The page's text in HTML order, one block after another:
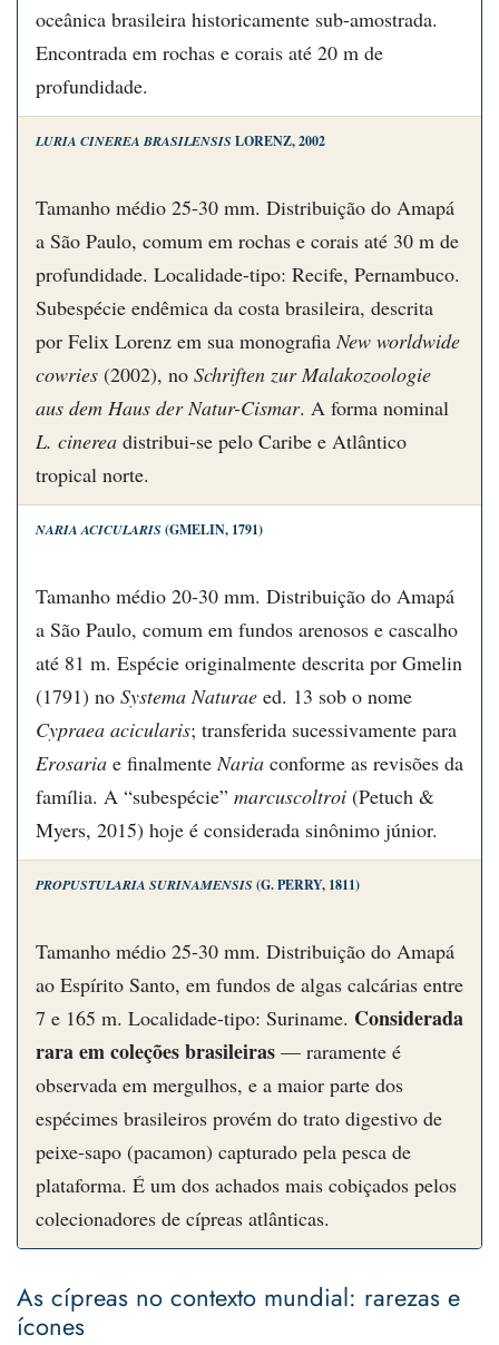
oceânica brasileira historicamente sub-amostrada.
Encontrada em rochas e corais até 20 m de
profundidade.
LURIA CINEREA BRASILENSISLORENZ, 2002
Tamanho médio 25-30 mm. Distribuição do Amapá
a São Paulo, comum em rochas e corais até 30 m de
profundidade. Localidade-tipo: Recife, Pernambuco.
Subespécie endêmica da costa brasileira, descrita
por Felix Lorenz em sua monografiaNew worldwide
cowries (2002), no Schriften zur Malakozoologie
aus dem Haus der Natur-Cismar. A forma nominal
L. cinerea distribui-se pelo Caribe e Atlântico
tropical norte.
NARIA ACICULARIS(GMELIN, 1791)
Tamanho médio 20-30 mm. Distribuição do Amapá
a São Paulo, comum em fundos arenosos e cascalho
até 81 m. Espécie originalmente descrita por Gmelin
(1791) no Systema Naturae ed. 13 sob o nome
Cypraea acicularis; transferida sucessivamente para
Erosaria e finalmenteNaria conforme as revisões da
família. A “subespécie” marcuscoltroi (Petuch &
Myers, 2015) hoje é considerada sinônimo júnior.
PROPUSTULARIA SURINAMENSIS(G. PERRY, 1811)
Tamanho médio 25-30 mm. Distribuição do Amapá
ao Espírito Santo, em fundos de algas calcárias entre
7 e 165 m. Localidade-tipo: Suriname. Considerada
rara em coleções brasileiras — raramente é
observada em mergulhos, e a maior parte dos
espécimes brasileiros provém do trato digestivo de
peixe-sapo (pacamon) capturado pela pesca de
plataforma. É um dos achados mais cobiçados pelos
colecionadores de cípreas atlânticas.
As cípreas no contexto mundial: rarezas e
ícones